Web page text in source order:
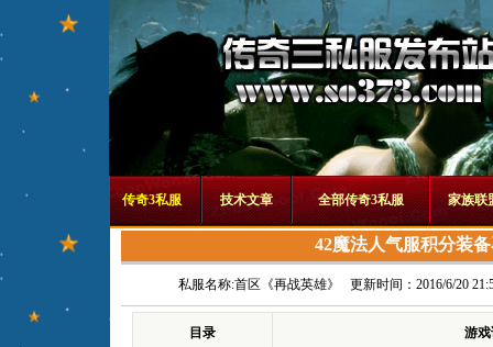
传奇3私服 技术文章 全部传奇3私服 家族联
42魔法人气服积分装
私服名称:首区《再战英雄》 更新时间：2016/6/20
目录 游